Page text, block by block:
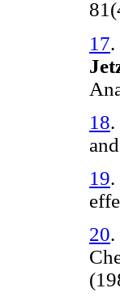
17.
18.
19.
20.